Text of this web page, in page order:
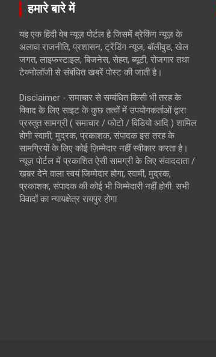
हमारे बारे में
यह एक हिंदी वेब न्यूज़ पोर्टल है जिसमें ब्रेकिंग न्यूज़ के
अलावा राजनीति, प्रशासन, ट्रेंडिंग न्यूज, बॉलीवुड, खेल
जगत, लाइफस्टाइल, बिजनेस, सेहत, ब्यूटी, रोजगार तथा
टेक्नोलॉजी से संबंधित खबरें पोस्ट की जाती है।
Disclaimer - समाचार से सम्बंधित किसी भी तरह के
विवाद के लिए साइट के कुछ तत्वों में उपयोगकर्ताओं द्वारा
प्रस्तुत सामग्री ( समाचार / फोटो / विडियो आदि ) शामिल
होगी स्वामी, मुद्रक, प्रकाशक, संपादक इस तरह के
सामग्रियों के लिए कोई ज़िम्मेदार नहीं स्वीकार करता है।
न्यूज़ पोर्टल में प्रकाशित ऐसी सामग्री के लिए संवाददाता /
खबर देने वाला स्वयं जिम्मेदार होगा, स्वामी, मुद्रक,
प्रकाशक, संपादक की कोई भी जिम्मेदारी नहीं होगी. सभी
विवादों का न्यायक्षेत्र रायपुर होगा